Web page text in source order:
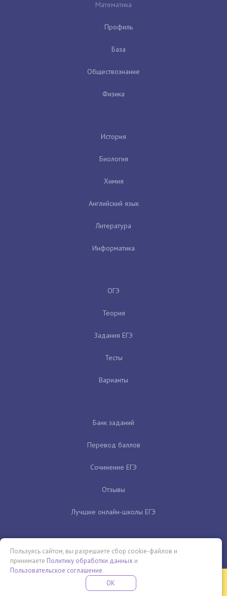
Математика
Профиль
База
Обществознание
Физика
История
Биология
Химия
Английский язык
Литература
Информатика
ОГЭ
Теория
Задания ЕГЭ
Тесты
Варианты
Банк заданий
Перевод баллов
Сочинение ЕГЭ
Отзывы
Лучшие онлайн-школы ЕГЭ
Бесплатная летняя школа
ПРОВЕДИ ЭТО ЛЕТО С ПОЛЬЗОЙ
Пользуясь сайтом, вы разрешаете сбор cookie-файлов и
принимаете Политику обработки данных и
Пользовательское соглашение.
OK